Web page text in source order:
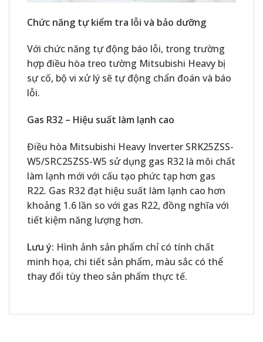
Chức năng tự kiểm tra lỗi và bảo dưỡng
Với chức năng tự động báo lỗi, trong trường
hợp điều hòa treo tường Mitsubishi Heavy bị
sự cố, bộ vi xử lý sẽ tự động chẩn đoán và báo
lỗi.
Gas R32 – Hiệu suất làm lạnh cao
Điều hòa Mitsubishi Heavy Inverter SRK25ZSS-
W5/SRC25ZSS-W5 sử dụng gas R32 là môi chất
làm lạnh mới với cấu tạo phức tạp hơn gas
R22. Gas R32 đạt hiệu suất làm lạnh cao hơn
khoảng 1.6 lần so với gas R22, đồng nghĩa với
tiết kiệm năng lượng hơn.
Lưu ý: Hình ảnh sản phẩm chỉ có tính chất
minh họa, chi tiết sản phẩm, màu sắc có thể
thay đổi tùy theo sản phẩm thực tế.